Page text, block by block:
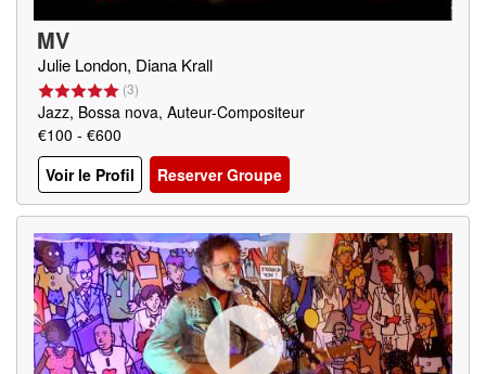
MV
Julie London, Diana Krall
(3)
Jazz, Bossa nova, Auteur-Compositeur
€100 - €600
Voir le Profil
Reserver Groupe